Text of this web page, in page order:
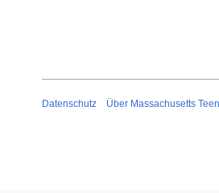
Datenschutz Über Massachusetts